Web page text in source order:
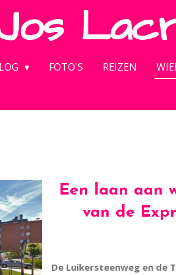
FOTO'S REIZEN
Een laan aan
van de
De Luikersteenweg en de